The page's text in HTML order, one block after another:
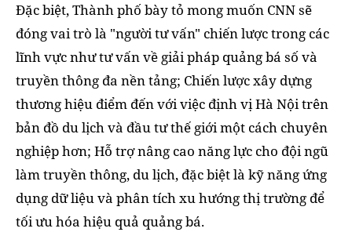
Đặc biệt, Thành phố bày tỏ mong muốn CNN sẽ
đóng vai trò là "người tư vấn" chiến lược trong các
lĩnh vực như tư vấn về giải pháp quảng bá số và
truyền thông đa nền tảng; Chiến lược xây dựng
thương hiệu điểm đến với việc định vị Hà Nội trên
bản đồ du lịch và đầu tư thế giới một cách chuyên
nghiệp hơn; Hỗ trợ nâng cao năng lực cho đội ngũ
làm truyền thông, du lịch, đặc biệt là kỹ năng ứng
dụng dữ liệu và phân tích xu hướng thị trường để
tối ưu hóa hiệu quả quảng bá.